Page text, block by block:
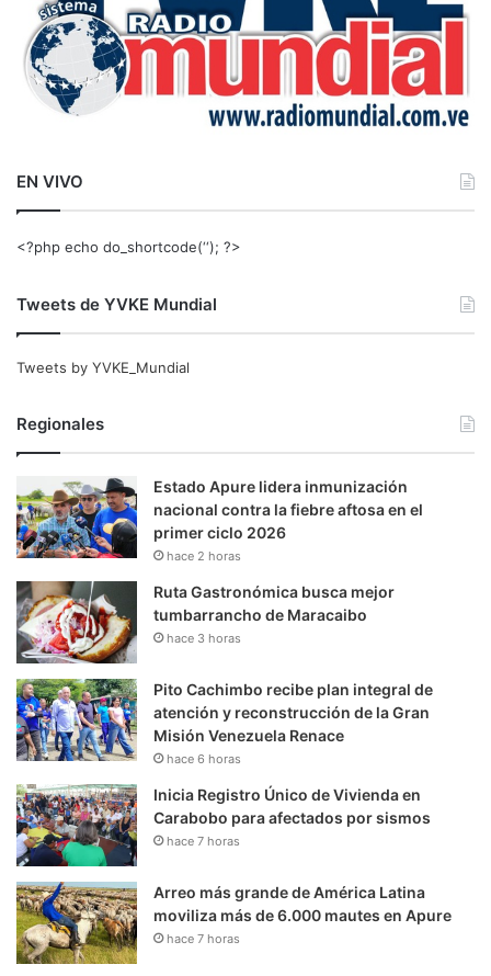
EN VIVO
<?php echo do_shortcode(‘‘); ?>
Tweets de YVKE Mundial
Tweets by YVKE_Mundial
Regionales
Estado Apure lidera inmunización
nacional contra la fiebre aftosa en el
primer ciclo 2026
hace 2 horas
Ruta Gastronómica busca mejor
tumbarrancho de Maracaibo
hace 3 horas
Pito Cachimbo recibe plan integral de
atención y reconstrucción de la Gran
Misión Venezuela Renace
hace 6 horas
Inicia Registro Único de Vivienda en
Carabobo para afectados por sismos
hace 7 horas
Arreo más grande de América Latina
moviliza más de 6.000 mautes en Apure
hace 7 horas